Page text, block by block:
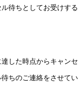
待ちとしてお受けす
した時点からキャン
ちのご連絡をさせてい